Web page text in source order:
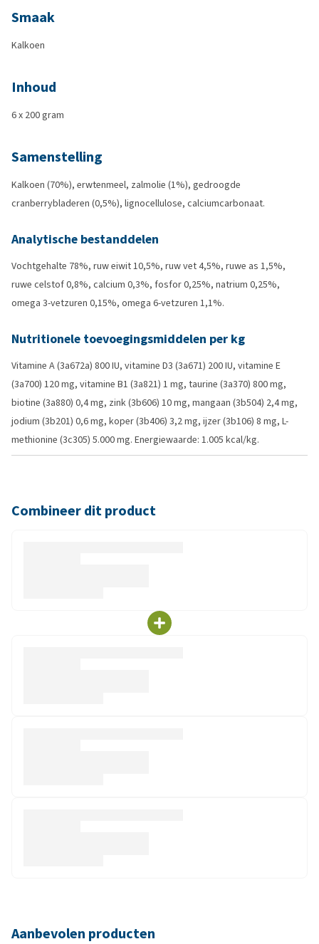
Smaak
Kalkoen
Inhoud
6 x 200 gram
Samenstelling
Kalkoen (70%), erwtenmeel, zalmolie (1%), gedroogde
cranberrybladeren (0,5%), lignocellulose, calciumcarbonaat.
Analytische bestanddelen
Vochtgehalte 78%, ruw eiwit 10,5%, ruw vet 4,5%, ruwe as 1,5%,
ruwe celstof 0,8%, calcium 0,3%, fosfor 0,25%, natrium 0,25%,
omega 3-vetzuren 0,15%, omega 6-vetzuren 1,1%.
Nutritionele toevoegingsmiddelen per kg
Vitamine A (3a672a) 800 IU, vitamine D3 (3a671) 200 IU, vitamine E
(3a700) 120 mg, vitamine B1 (3a821) 1 mg, taurine (3a370) 800 mg,
biotine (3a880) 0,4 mg, zink (3b606) 10 mg, mangaan (3b504) 2,4 mg,
jodium (3b201) 0,6 mg, koper (3b406) 3,2 mg, ijzer (3b106) 8 mg, L-
methionine (3c305) 5.000 mg. Energiewaarde: 1.005 kcal/kg.
Combineer dit product
Aanbevolen producten